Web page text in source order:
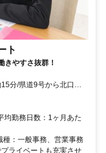
ト
きやすさ抜群！
分/県道9号から北口十
均勤務日数：1ヶ月あた
：一般事務、営業事務
ライベートも充実させ